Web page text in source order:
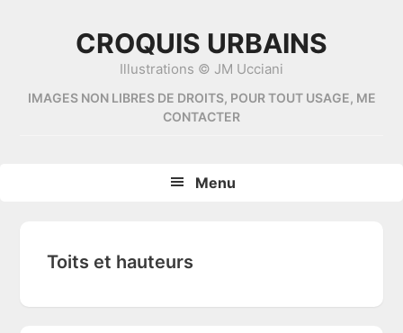
CROQUIS URBAINS
Illustrations © JM Ucciani
IMAGES NON LIBRES DE DROITS, POUR TOUT USAGE, ME
CONTACTER
Menu
Toits et hauteurs